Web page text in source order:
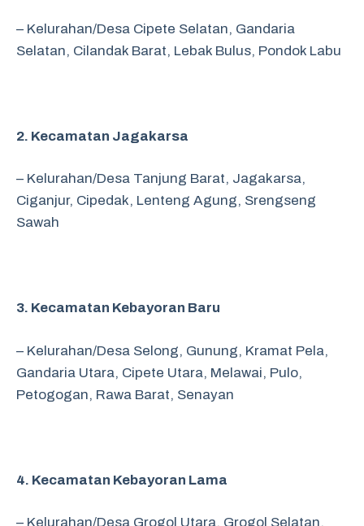
– Kelurahan/Desa Cipete Selatan, Gandaria
Selatan, Cilandak Barat, Lebak Bulus, Pondok Labu
2. Kecamatan Jagakarsa
– Kelurahan/Desa Tanjung Barat, Jagakarsa,
Ciganjur, Cipedak, Lenteng Agung, Srengseng
Sawah
3. Kecamatan Kebayoran Baru
– Kelurahan/Desa Selong, Gunung, Kramat Pela,
Gandaria Utara, Cipete Utara, Melawai, Pulo,
Petogogan, Rawa Barat, Senayan
4. Kecamatan Kebayoran Lama
– Kelurahan/Desa Grogol Utara, Grogol Selatan,